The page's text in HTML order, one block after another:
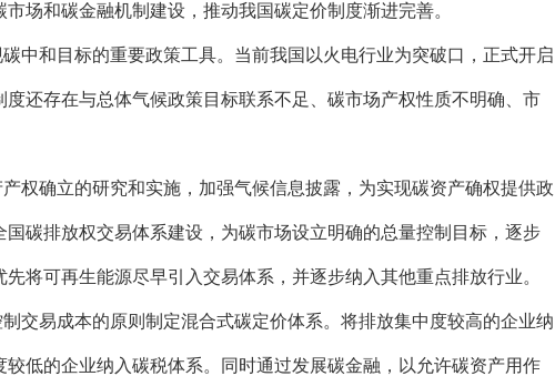
场和碳金融机制建设，推动我国碳定价制度渐进完善。
中和目标的重要政策工具。当前我国以火电行业为突破口，正式开启
还存在与总体气候政策目标联系不足、碳市场产权性质不明确、市
权确立的研究和实施，加强气候信息披露，为实现碳资产确权提供政
碳排放权交易体系建设，为碳市场设立明确的总量控制目标，逐步
将可再生能源尽早引入交易体系，并逐步纳入其他重点排放行业。
交易成本的原则制定混合式碳定价体系。将排放集中度较高的企业纳
较低的企业纳入碳税体系。同时通过发展碳金融，以允许碳资产用作